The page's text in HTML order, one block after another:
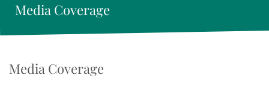
Media Coverage
Media Coverage